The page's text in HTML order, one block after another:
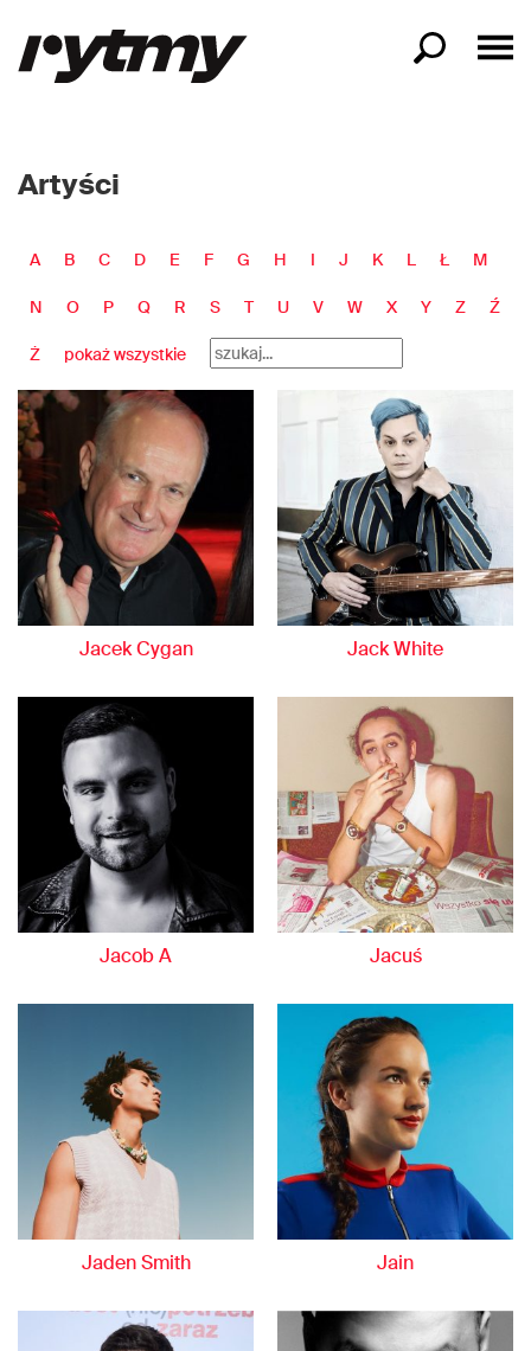
Artyści
A B C D E F G H I J K L Ł M
N O P Q R S T U V W X Y Z Ź
Ż pokaż wszystkie
Jacek Cygan Jack White
Jacob A Jacuś
Jaden Smith Jain